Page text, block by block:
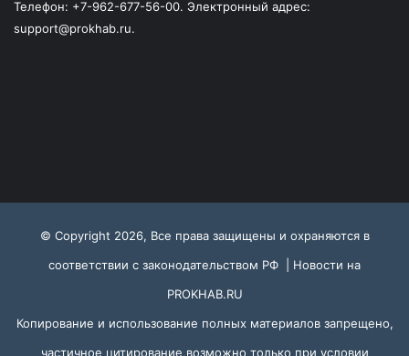
Телефон: +7-962-677-56-00. Электронный адрес:
support@prokhab.ru.
© Copyright 2026, Все права защищены и охраняются в
соответствии с законодательством РФ | Новости на
PROKHAB.RU
Копирование и использование полных материалов запрещено,
частичное цитирование возможно только при условии